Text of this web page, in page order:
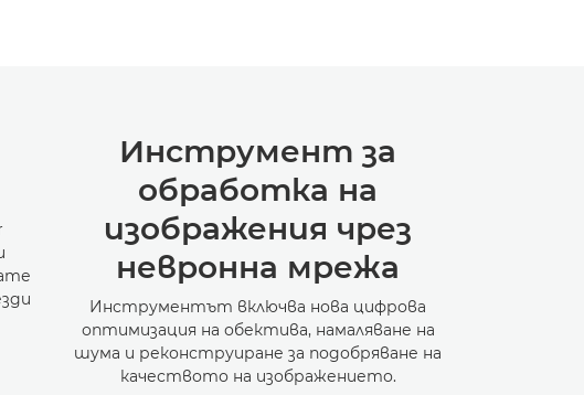
Инструмент за
обработка на
изображения чрез
невронна мрежа
Инструментът включва нова цифрова
оптимизация на обектива, намаляване на
шума и реконструиране за подобряване на
качеството на изображението.